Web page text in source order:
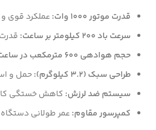
قدرت موتور 1000 وات:
عملکرد قوی و
سرعت باد 200 کیلومتر بر ساعت:
حجم هوادهی 600 مترمکعب در ساعت:
طراحی سبک (3.2 کیلوگرم):
حمل و
سیستم ضد لرزش: کاهش خستگی
کمپرسور مقاوم:عمر طولانی دستگاه